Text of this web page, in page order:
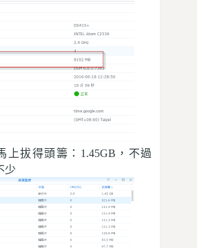
上拔得頭籌：1.45GB，不過
少